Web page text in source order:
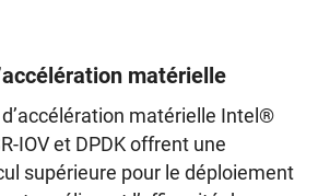
matérielle
matérielle Intel®
IOV et DPDK offrent une
supérieure pour le déploiement